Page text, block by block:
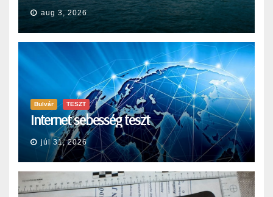
aug 3, 2026
Bulvár TESZT
Internet sebesség teszt
júl 31, 2026